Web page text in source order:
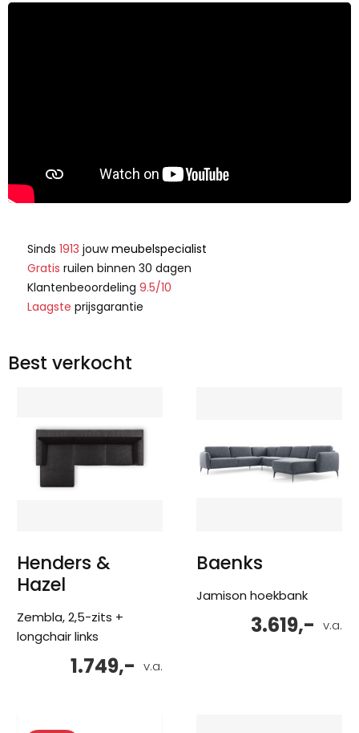
Sinds 1913 jouwmeubelspecialist
Gratis ruilen binnen 30 dagen
Klantenbeoordeling 9.5/10
Laagste prijsgarantie
Best verkocht
Henders &
Hazel
Zembla, 2,5-zits +
longchair links
v.a.
1.749,-
Baenks
Jamison hoekbank
v.a.
3.619,-